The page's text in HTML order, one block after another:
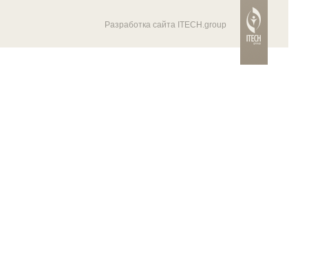
Разработка сайта ITECH.group